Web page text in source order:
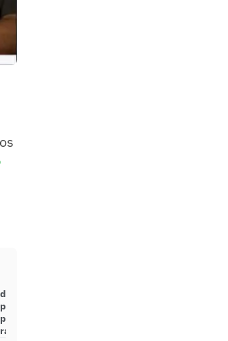
desabafa após deixar
do Vasco cair em sorteio da
do Brasil: ‘Esperam erro
humilhar’